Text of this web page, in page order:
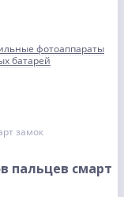
фотоаппараты
батарей
замок
пальцев смарт